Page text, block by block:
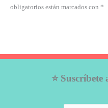
obligatorios están marcados con *
⭐ Suscríbete